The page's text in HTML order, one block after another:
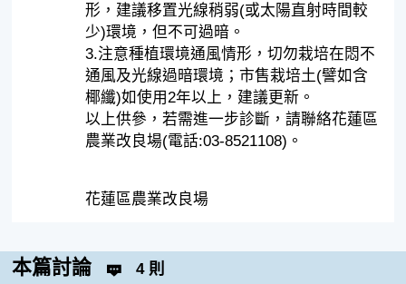
形，建議移置光線稍弱(或太陽直射時間較
少)環境，但不可過暗。
3.注意種植環境通風情形，切勿栽培在悶不
通風及光線過暗環境；市售栽培土(譬如含
椰纖)如使用2年以上，建議更新。
以上供參，若需進一步診斷，請聯絡花蓮區
農業改良場(電話:03-8521108)。
花蓮區農業改良場
本篇討論 4 則